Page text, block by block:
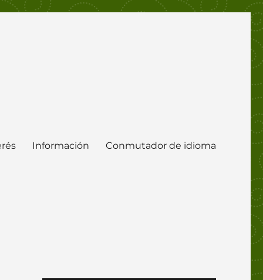
Información Conmutador de idioma